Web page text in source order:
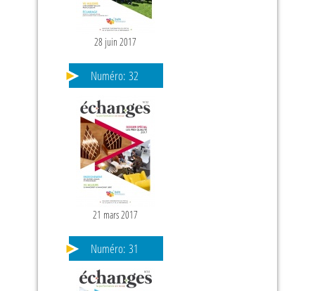
28 juin 2017
Numéro: 32
21 mars 2017
Numéro: 31